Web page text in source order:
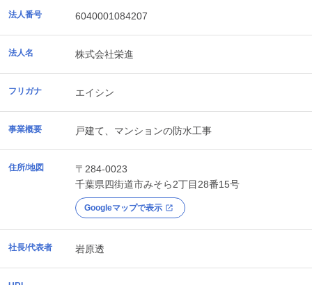
法人番号 6040001084207
法人名 株式会社栄進
フリガナ エイシン
事業概要 戸建て、マンションの防水工事
住所/地図
〒284-0023
千葉県四街道市みそら2丁目28番15号
Googleマップで表示
社長/代表者 岩原透